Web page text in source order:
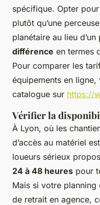
spécifique. Opter
plutôt qu’une
planétaire au lieu
différence en termes
Pour comparer les
équipements en
catalogue sur https://
Vérifier la
À Lyon, où les
d’accès au matériel
loueurs sérieux
24 à 48 heures pour
Mais si votre
de retrait en agence,